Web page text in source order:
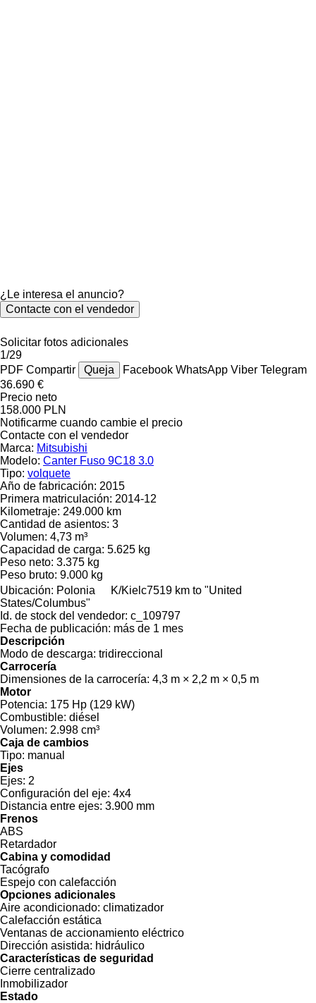
¿Le interesa el anuncio?
Contacte con el vendedor
Solicitar fotos adicionales
1/29
PDF Compartir Queja Facebook WhatsApp Viber Telegram
36.690 €
Precio neto
158.000 PLN
Notificarme cuando cambie el precio
Contacte con el vendedor
Marca: Mitsubishi
Modelo: Canter Fuso 9C18 3.0
Tipo: volquete
Año de fabricación: 2015
Primera matriculación: 2014-12
Kilometraje: 249.000 km
Cantidad de asientos: 3
Volumen: 4,73 m³
Capacidad de carga: 5.625 kg
Peso neto: 3.375 kg
Peso bruto: 9.000 kg
Ubicación: Polonia K/Kielc7519 km to "United
States/Columbus"
Id. de stock del vendedor: c_109797
Fecha de publicación: más de 1 mes
Descripción
Modo de descarga: tridireccional
Carrocería
Dimensiones de la carrocería: 4,3 m × 2,2 m × 0,5 m
Motor
Potencia: 175 Hp (129 kW)
Combustible: diésel
Volumen: 2.998 cm³
Caja de cambios
Tipo: manual
Ejes
Ejes: 2
Configuración del eje: 4x4
Distancia entre ejes: 3.900 mm
Frenos
ABS
Retardador
Cabina y comodidad
Tacógrafo
Espejo con calefacción
Opciones adicionales
Aire acondicionado: climatizador
Calefacción estática
Ventanas de accionamiento eléctrico
Dirección asistida: hidráulico
Características de seguridad
Cierre centralizado
Inmobilizador
Estado